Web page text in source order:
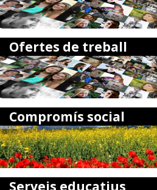
Ofertes de treball
Compromís social
Serveis educatius